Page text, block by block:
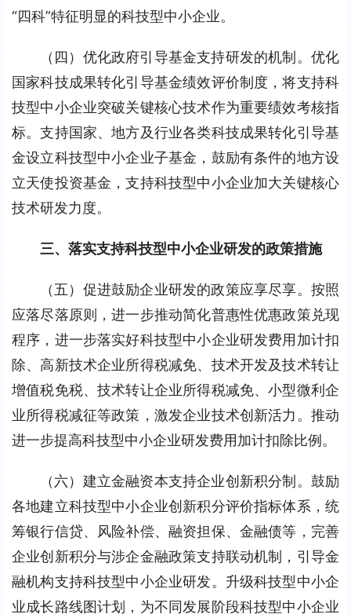
“四科”特征明显的科技型中小企业。
（四）优化政府引导基金支持研发的机制。优化
国家科技成果转化引导基金绩效评价制度，将支持科
技型中小企业突破关键核心技术作为重要绩效考核指
标。支持国家、地方及行业各类科技成果转化引导基
金设立科技型中小企业子基金，鼓励有条件的地方设
立天使投资基金，支持科技型中小企业加大关键核心
技术研发力度。
三、落实支持科技型中小企业研发的政策措施
（五）促进鼓励企业研发的政策应享尽享。按照
应落尽落原则，进一步推动简化普惠性优惠政策兑现
程序，进一步落实好科技型中小企业研发费用加计扣
除、高新技术企业所得税减免、技术开发及技术转让
增值税免税、技术转让企业所得税减免、小型微利企
业所得税减征等政策，激发企业技术创新活力。推动
进一步提高科技型中小企业研发费用加计扣除比例。
（六）建立金融资本支持企业创新积分制。鼓励
各地建立科技型中小企业创新积分评价指标体系，统
筹银行信贷、风险补偿、融资担保、金融债等，完善
企业创新积分与涉企金融政策支持联动机制，引导金
融机构支持科技型中小企业研发。升级科技型中小企
业成长路线图计划，为不同发展阶段科技型中小企业